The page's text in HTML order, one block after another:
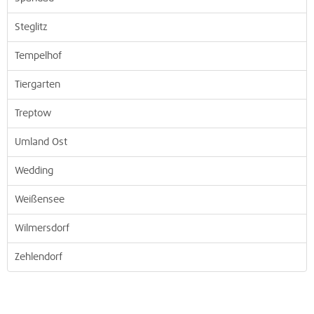
Steglitz
Tempelhof
Tiergarten
Treptow
Umland Ost
Wedding
Weißensee
Wilmersdorf
Zehlendorf